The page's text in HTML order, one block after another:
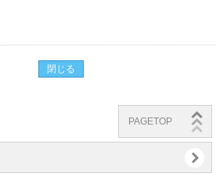
閉じる
PAGETOP